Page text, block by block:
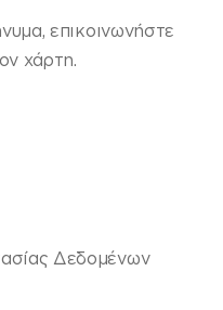
επικοινωνήστε
χάρτη.
Δεδομένων